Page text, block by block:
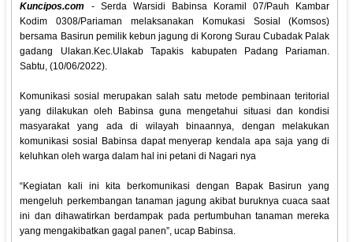
Kuncipos.com - Serda Warsidi Babinsa Koramil 07/Pauh Kambar
Kodim 0308/Pariaman melaksanakan Komukasi Sosial (Komsos)
bersama Basirun pemilik kebun jagung di Korong Surau Cubadak Palak
gadang Ulakan.Kec.Ulakab Tapakis kabupaten Padang Pariaman.
Sabtu, (10/06/2022).
Komunikasi sosial merupakan salah satu metode pembinaan teritorial
yang dilakukan oleh Babinsa guna mengetahui situasi dan kondisi
masyarakat yang ada di wilayah binaannya, dengan melakukan
komunikasi sosial Babinsa dapat menyerap kendala apa saja yang di
keluhkan oleh warga dalam hal ini petani di Nagari nya
“Kegiatan kali ini kita berkomunikasi dengan Bapak Basirun yang
mengeluh perkembangan tanaman jagung akibat buruknya cuaca saat
ini dan dihawatirkan berdampak pada pertumbuhan tanaman mereka
yang mengakibatkan gagal panen”, ucap Babinsa.